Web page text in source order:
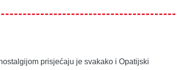
prisjećaju je svakako i Opatijski